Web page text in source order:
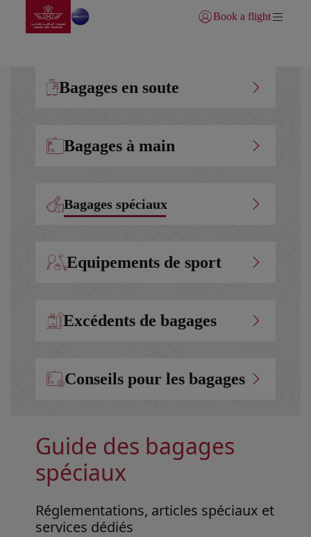
Saut au contenu principal
Aller à la page accueil
Se connecter | S’inscrire)
Book a flight
Bagages en soute
Bagages à main
Bagages spéciaux
Equipements de sport
Excédents de bagages
Conseils pour les bagages
Guide des bagages
spéciaux
Réglementations, articles spéciaux et
services dédiés